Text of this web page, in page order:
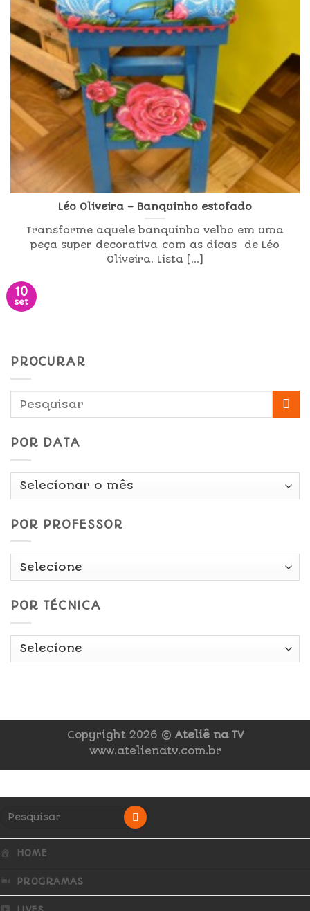
Léo Oliveira – Banquinho estofado
Transforme aquele banquinho velho em uma
peça super decorativa com as dicas de Léo
Oliveira. Lista [...]
10
set
PROCURAR
POR DATA
Por
POR PROFESSOR
POR TÉCNICA
Copyright 2026 © Ateliê na TV
www.atelienatv.com.br
HOME
PROGRAMAS